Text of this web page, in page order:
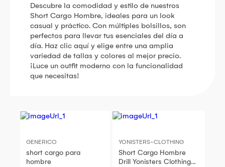
Descubre la comodidad y estilo de nuestros
Short Cargo Hombre, ideales para un look
casual y práctico. Con múltiples bolsillos, son
perfectos para llevar tus esenciales del día a
día. Haz clic aquí y elige entre una amplia
variedad de tallas y colores al mejor precio.
¡Luce un outfit moderno con la funcionalidad
que necesitas!
GENERICO
short cargo para
hombre
YONISTERS-CLOTHING
Short Cargo Hombre
Drill Yonisters Clothing